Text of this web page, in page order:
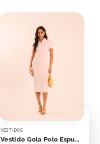
VESTIDOS
Vestido Gola Polo Espumante Rosé